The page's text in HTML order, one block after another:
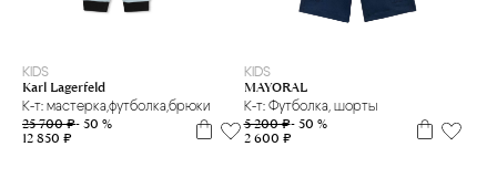
KIDS
Karl Lagerfeld
К-т: мастерка,футболка,брюки
25 700 ₽- 50 %
12 850 ₽
KIDS
MAYORAL
К-т: Футболка, шорты
5 200 ₽- 50 %
2 600 ₽